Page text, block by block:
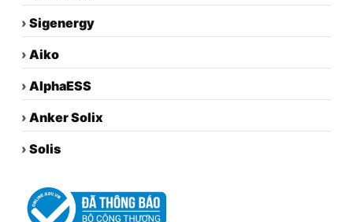
› Sigenergy
› Aiko
› AlphaESS
› Anker Solix
› Solis